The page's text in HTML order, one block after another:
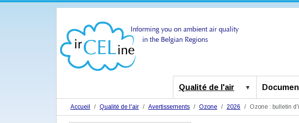
Qualité de l'air
Accueil Qualité de l'air Avertissements Ozone 2026 Ozone : bulletin